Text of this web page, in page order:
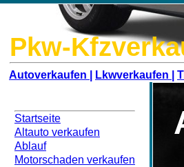
Pkw-
Autoverkaufen | Lkwverkaufen |
Startseite
Altauto verkaufen
Ablauf
Motorschaden verkaufen